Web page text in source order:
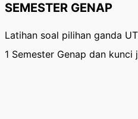
SEMESTER GENAP
Latihan soal pilihan ganda
1 Semester Genap dan kunci